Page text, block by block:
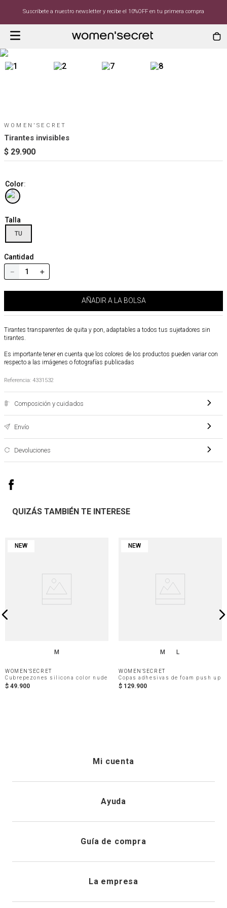
Suscríbete a nuestro newsletter y recibe el 10%OFF en tu primera compra
WOMEN'SECRET
Tirantes invisibles
$ 29.900
Color:
Talla
TU
Cantidad
＋
－
AÑADIR A LA BOLSA
Tirantes transparentes de quita y pon, adaptables a todos tus sujetadores sin
tirantes.
Es importante tener en cuenta que los colores de los productos pueden variar con
respecto a las imágenes o fotografías publicadas
Referencia: 4331532
Composición y cuidados
Envío
Devoluciones
QUIZÁS TAMBIÉN TE INTERESE
NEW
M
WOMEN'SECRET
Cubrepezones silicona color nude
$ 49.900
NEW
M L
WOMEN'SECRET
Copas adhesivas de foam push up
$ 129.900
Mi cuenta
Registrarme
Historial de pedidos
Ayuda
Envíanos un email
Guía de compra
Cuidado de prendas
La empresa